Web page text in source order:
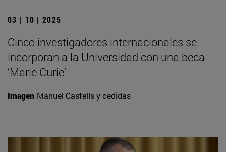
03 | 10 | 2025
Cinco investigadores internacionales se
incorporan a la Universidad con una beca
‘Marie Curie’
Imagen Manuel Castells y cedidas